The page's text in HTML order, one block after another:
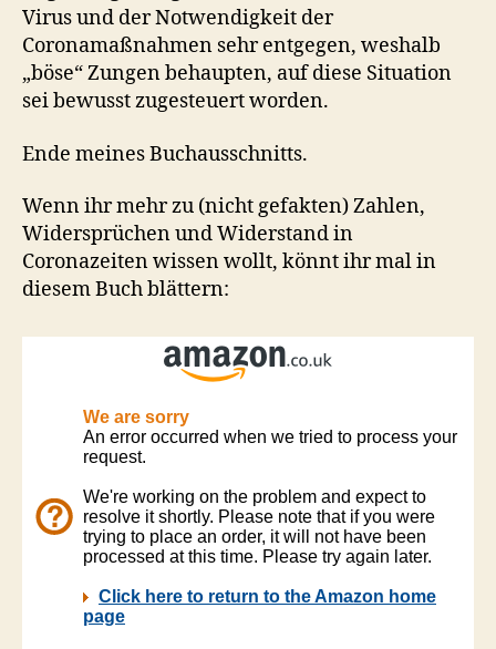
Virus und der Notwendigkeit der
Coronamaßnahmen sehr entgegen, weshalb
„böse“ Zungen behaupten, auf diese Situation
sei bewusst zugesteuert worden.
Ende meines Buchausschnitts.
Wenn ihr mehr zu (nicht gefakten) Zahlen,
Widersprüchen und Widerstand in
Coronazeiten wissen wollt, könnt ihr mal in
diesem Buch blättern: